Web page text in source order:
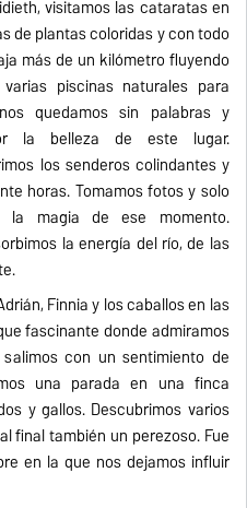
visitamos las cataratas en
de plantas coloridas y con todo
más de un kilómetro fluyendo
piscinas naturales para
quedamos sin palabras y
la belleza de este lugar.
los senderos colindantes y
horas. Tomamos fotos y solo
magia de ese momento.
la energía del río, de las
Finnia y los caballos en las
fascinante donde admiramos
con un sentimiento de
una parada en una finca
y gallos. Descubrimos varios
final también un perezoso. Fue
en la que nos dejamos influir